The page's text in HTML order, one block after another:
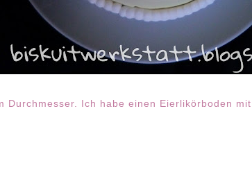
Durchmesser. Ich habe einen Eierlikörboden